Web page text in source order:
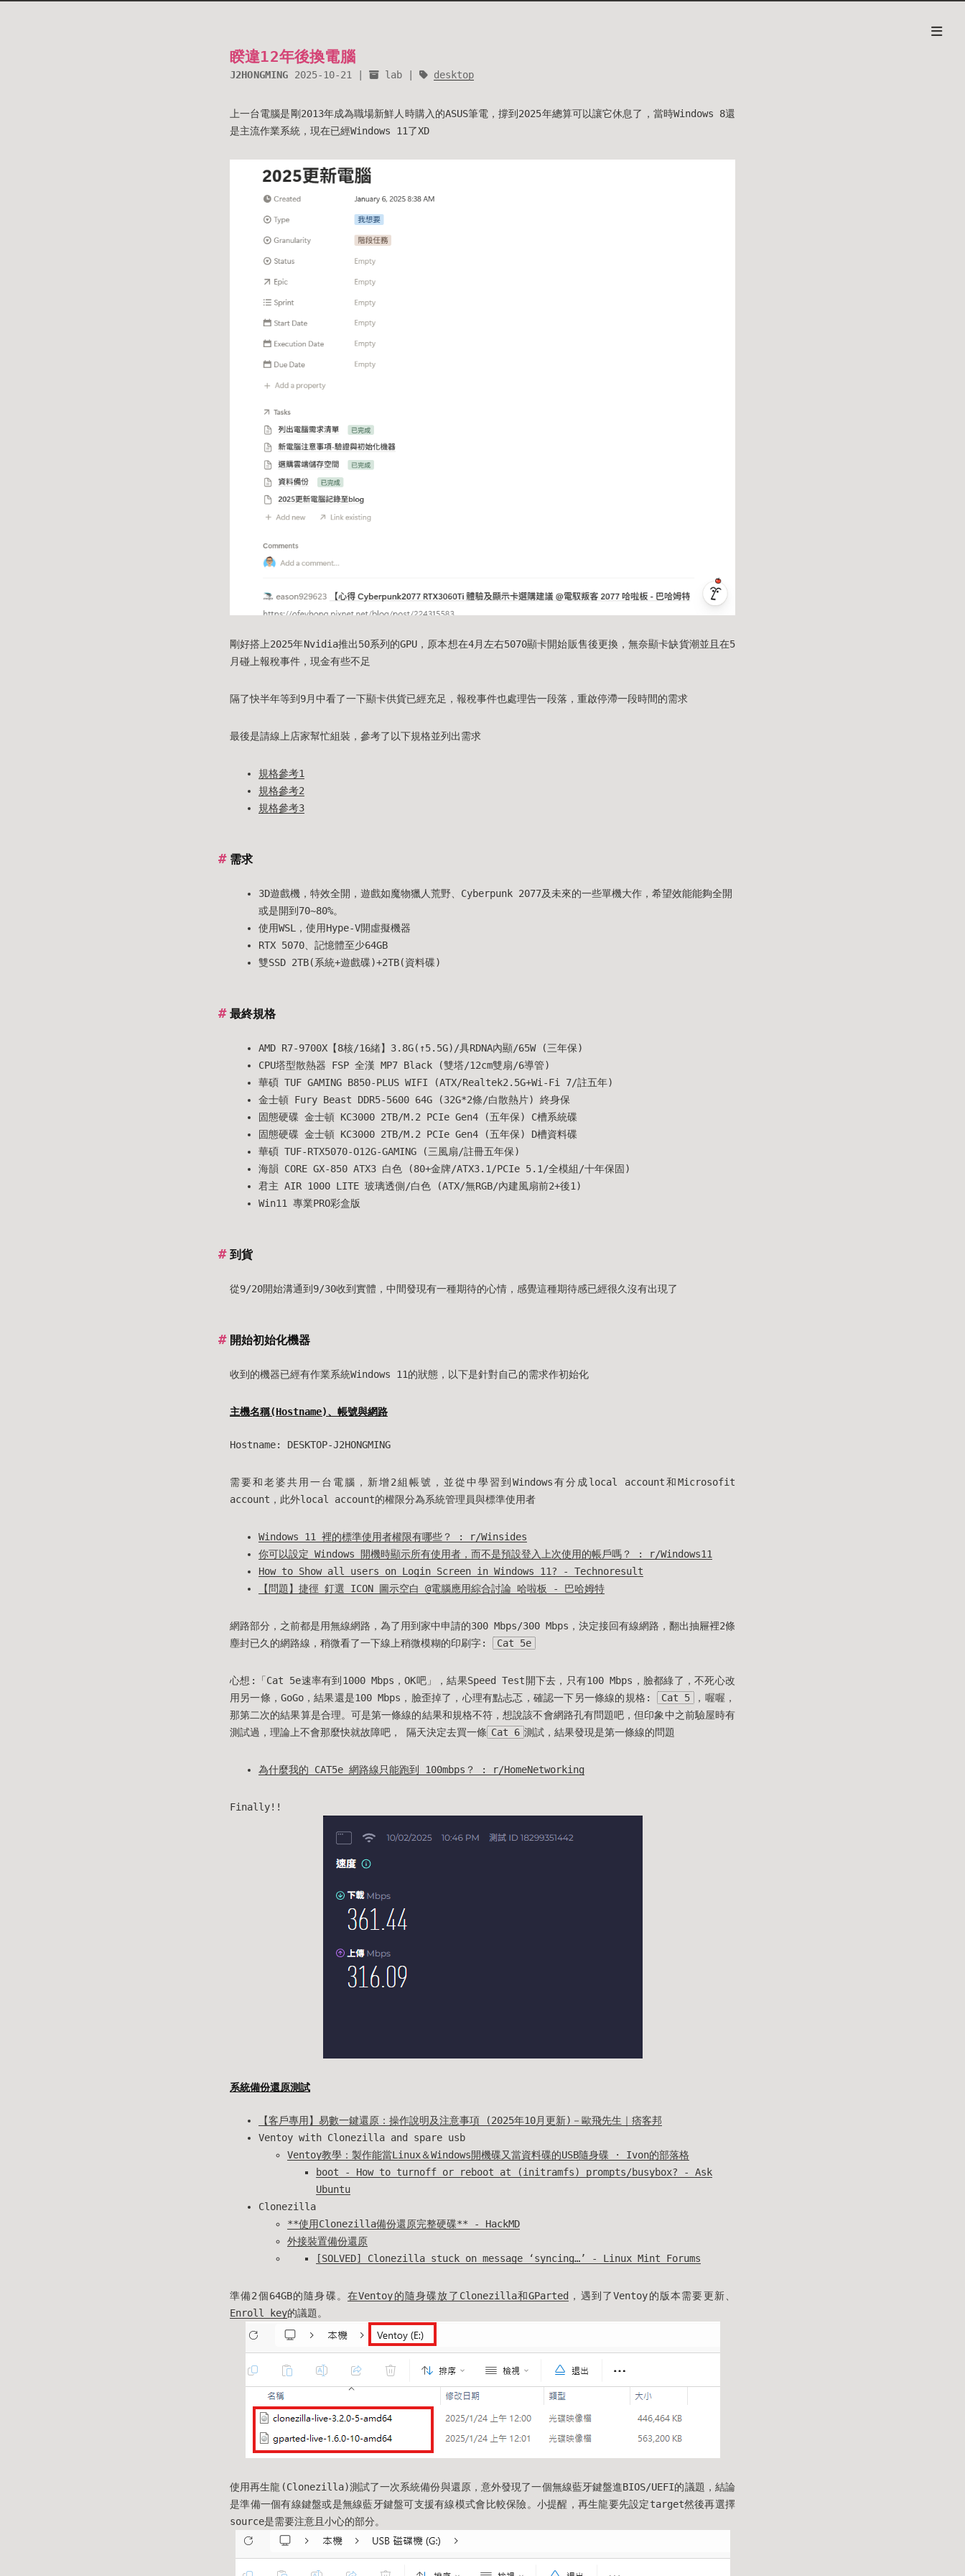
睽違12年後換電腦
J2HONGMING 2025-10-21 lab desktop
上一台電腦是剛2013年成為職場新鮮人時購入的ASUS筆電，撐到2025年總算可以讓它休息了，當時Windows 8還
是主流作業系統，現在已經Windows 11了XD
剛好搭上2025年Nvidia推出50系列的GPU，原本想在4月左右5070顯卡開始販售後更換，無奈顯卡缺貨潮並且在5
月碰上報稅事件，現金有些不足
隔了快半年等到9月中看了一下顯卡供貨已經充足，報稅事件也處理告一段落，重啟停滯一段時間的需求
最後是請線上店家幫忙組裝，參考了以下規格並列出需求
規格參考1
規格參考2
規格參考3
需求
3D遊戲機，特效全開，遊戲如魔物獵人荒野、Cyberpunk 2077及未來的一些單機大作，希望效能能夠全開
或是開到70~80%。
使用WSL，使用Hype-V開虛擬機器
RTX 5070、記憶體至少64GB
雙SSD 2TB(系統+遊戲碟)+2TB(資料碟)
最終規格
AMD R7-9700X【8核/16緒】3.8G(↑5.5G)/具RDNA內顯/65W (三年保)
CPU塔型散熱器 FSP 全漢 MP7 Black (雙塔/12cm雙扇/6導管)
華碩 TUF GAMING B850-PLUS WIFI (ATX/Realtek2.5G+Wi-Fi 7/註五年)
金士頓 Fury Beast DDR5-5600 64G (32G*2條/白散熱片) 終身保
固態硬碟 金士頓 KC3000 2TB/M.2 PCIe Gen4 (五年保) C槽系統碟
固態硬碟 金士頓 KC3000 2TB/M.2 PCIe Gen4 (五年保) D槽資料碟
華碩 TUF-RTX5070-O12G-GAMING (三風扇/註冊五年保)
海韻 CORE GX-850 ATX3 白色 (80+金牌/ATX3.1/PCIe 5.1/全模組/十年保固)
君主 AIR 1000 LITE 玻璃透側/白色 (ATX/無RGB/內建風扇前2+後1)
Win11 專業PRO彩盒版
到貨
從9/20開始溝通到9/30收到實體，中間發現有一種期待的心情，感覺這種期待感已經很久沒有出現了
開始初始化機器
收到的機器已經有作業系統Windows 11的狀態，以下是針對自己的需求作初始化
主機名稱(Hostname)、帳號與網路
Hostname: DESKTOP-J2HONGMING
需要和老婆共用一台電腦，新增2組帳號，並從中學習到Windows有分成local account和Microsofit
account，此外local account的權限分為系統管理員與標準使用者
Windows 11 裡的標準使用者權限有哪些？ : r/Winsides
你可以設定 Windows 開機時顯示所有使用者，而不是預設登入上次使用的帳戶嗎？ : r/Windows11
How to Show all users on Login Screen in Windows 11? - Technoresult
【問題】捷徑 釘選 ICON 圖示空白 @電腦應用綜合討論 哈啦板 - 巴哈姆特
網路部分，之前都是用無線網路，為了用到家中申請的300 Mbps/300 Mbps，決定接回有線網路，翻出抽屜裡2條
塵封已久的網路線，稍微看了一下線上稍微模糊的印刷字:
Cat 5e
心想:「Cat 5e速率有到1000 Mbps，OK吧」，結果Speed Test開下去，只有100 Mbps，臉都綠了，不死心改
用另一條，GoGo，結果還是100 Mbps，臉歪掉了，心理有點忐忑，確認一下另一條線的規格:
Cat 5
，喔喔，
那第二次的結果算是合理。可是第一條線的結果和規格不符，想說該不會網路孔有問題吧，但印象中之前驗屋時有
測試過，理論上不會那麼快就故障吧， 隔天決定去買一條 Cat 6 測試，結果發現是第一條線的問題
為什麼我的 CAT5e 網路線只能跑到 100mbps？ : r/HomeNetworking
Finally!!
系統備份還原測試
【客戶專用】易數一鍵還原：操作說明及注意事項 (2025年10月更新)－歐飛先生｜痞客邦
Ventoy with Clonezilla and spare usb
Ventoy教學：製作能當Linux＆Windows開機碟又當資料碟的USB隨身碟 · Ivon的部落格
boot - How to turnoff or reboot at (initramfs) prompts/busybox? - Ask
Ubuntu
Clonezilla
**使用Clonezilla備份還原完整硬碟** - HackMD
外接裝置備份還原
[SOLVED] Clonezilla stuck on message ‘syncing…’ - Linux Mint Forums
準備2個64GB的隨身碟。在Ventoy的隨身碟放了Clonezilla和GParted ，遇到了Ventoy的版本需要更新、
Enroll key的議題。
使用再生龍(Clonezilla)測試了一次系統備份與還原，意外發現了一個無線藍牙鍵盤進BIOS/UEFI的議題，結論
是準備一個有線鍵盤或是無線藍牙鍵盤可支援有線模式會比較保險。小提醒，再生龍要先設定target然後再選擇
source是需要注意且小心的部分。